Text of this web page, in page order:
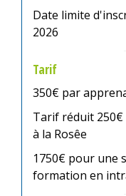
Date limite
2026
Tarif
350€ par
Tarif réduit
à la Rosêe
1750€ pour une
formation en